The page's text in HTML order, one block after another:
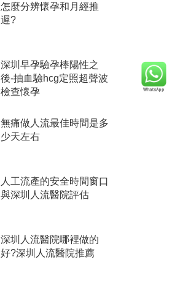
怎麼分辨懷孕和月經推
遲?
深圳早孕驗孕棒陽性之
後-抽血驗hcg定照超聲波
檢查懷孕
無痛做人流最佳時間是多
少天左右
人工流產的安全時間窗口
與深圳人流醫院評估
深圳人流醫院哪裡做的
好?深圳人流醫院推薦